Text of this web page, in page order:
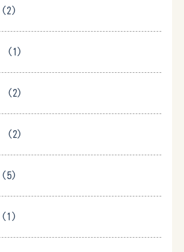
(2)
(1)
(2)
(2)
(5)
(1)